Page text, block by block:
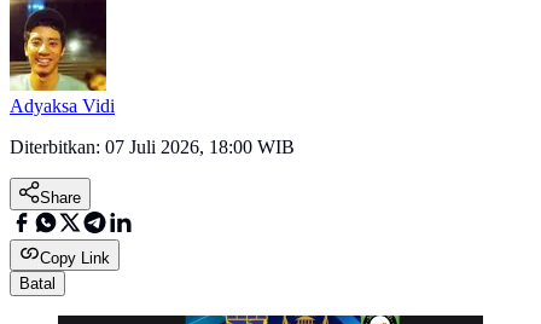
Adyaksa Vidi
Diterbitkan: 07 Juli 2026, 18:00 WIB
Share
Copy Link
Batal